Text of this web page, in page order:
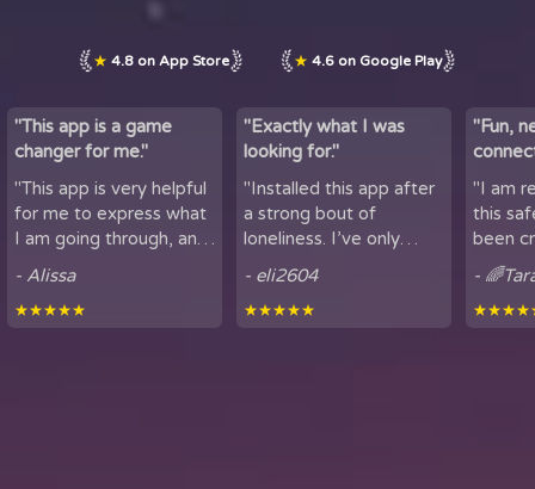
★ 4.8 on App Store ★ 4.6 on Google Play
"This app is a game
changer for me."
"This app is very helpful
for me to express what
I am going through, and
helpful for people who
experience loneliness,
- Alissa
★★★★★
"Exactly what I was
looking for."
"Installed this app after
a strong bout of
loneliness. I’ve only
period of time, but
being able to hear
- eli2604
★★★★★
"Fun,
lov...
"I am
this
been
here.
got to
-